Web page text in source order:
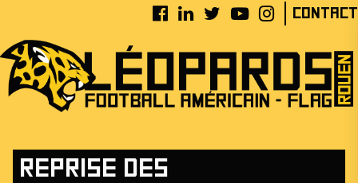
Contact
Reprise des